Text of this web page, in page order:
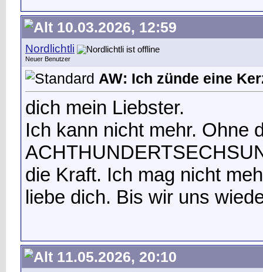
10.03.2026, 12:59
Nordlichtli
Neuer Benutzer
AW: Ich zünde eine
dich mein Liebster.
Ich kann nicht mehr. Ohne
die Kraft. Ich mag nicht
liebe dich. Bis wir uns
11.05.2026, 20:10